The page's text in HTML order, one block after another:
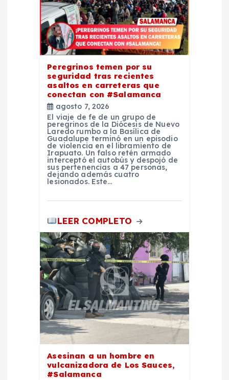
Peregrinos temen por su
seguridad tras recientes
asaltos en carreteras que
conectan con #Salamanca
agosto 7, 2026
El viaje de fe de un grupo de
peregrinos de la Diócesis de Nuevo
Laredo rumbo a la Basílica de
Guadalupe terminó en un episodio
de violencia en el libramiento de
Irapuato. Un falso retén armado
interceptó el autobús y despojó de
sus pertenencias a 47 personas,
dejando además cuatro
lesionados. Este…
LEER COMPLETO
Asesinan a un hombre en
vulcanizadora de Los Sauces,
#Salamanca